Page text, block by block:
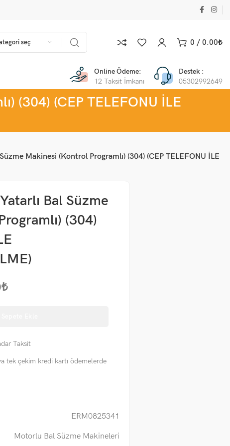
seç 0 / 0.00₺
Online Ödeme:
12 Taksit İmkanı
Destek :
05302992649
(304) (CEP TELEFONU İLE
Makinesi (Kontrol Programlı) (304) (CEP TELEFONU İLE
Bal Süzme
(304)
₺
Taksit
tek çekim kredi kartı ödemelerde
ERM0825341
Motorlu Bal Süzme Makineleri